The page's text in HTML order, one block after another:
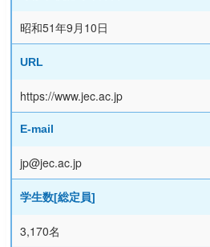
昭和51年9月10日
URL
https://www.jec.ac.jp
E-mail
jp@jec.ac.jp
学生数[総定員]
3,170名